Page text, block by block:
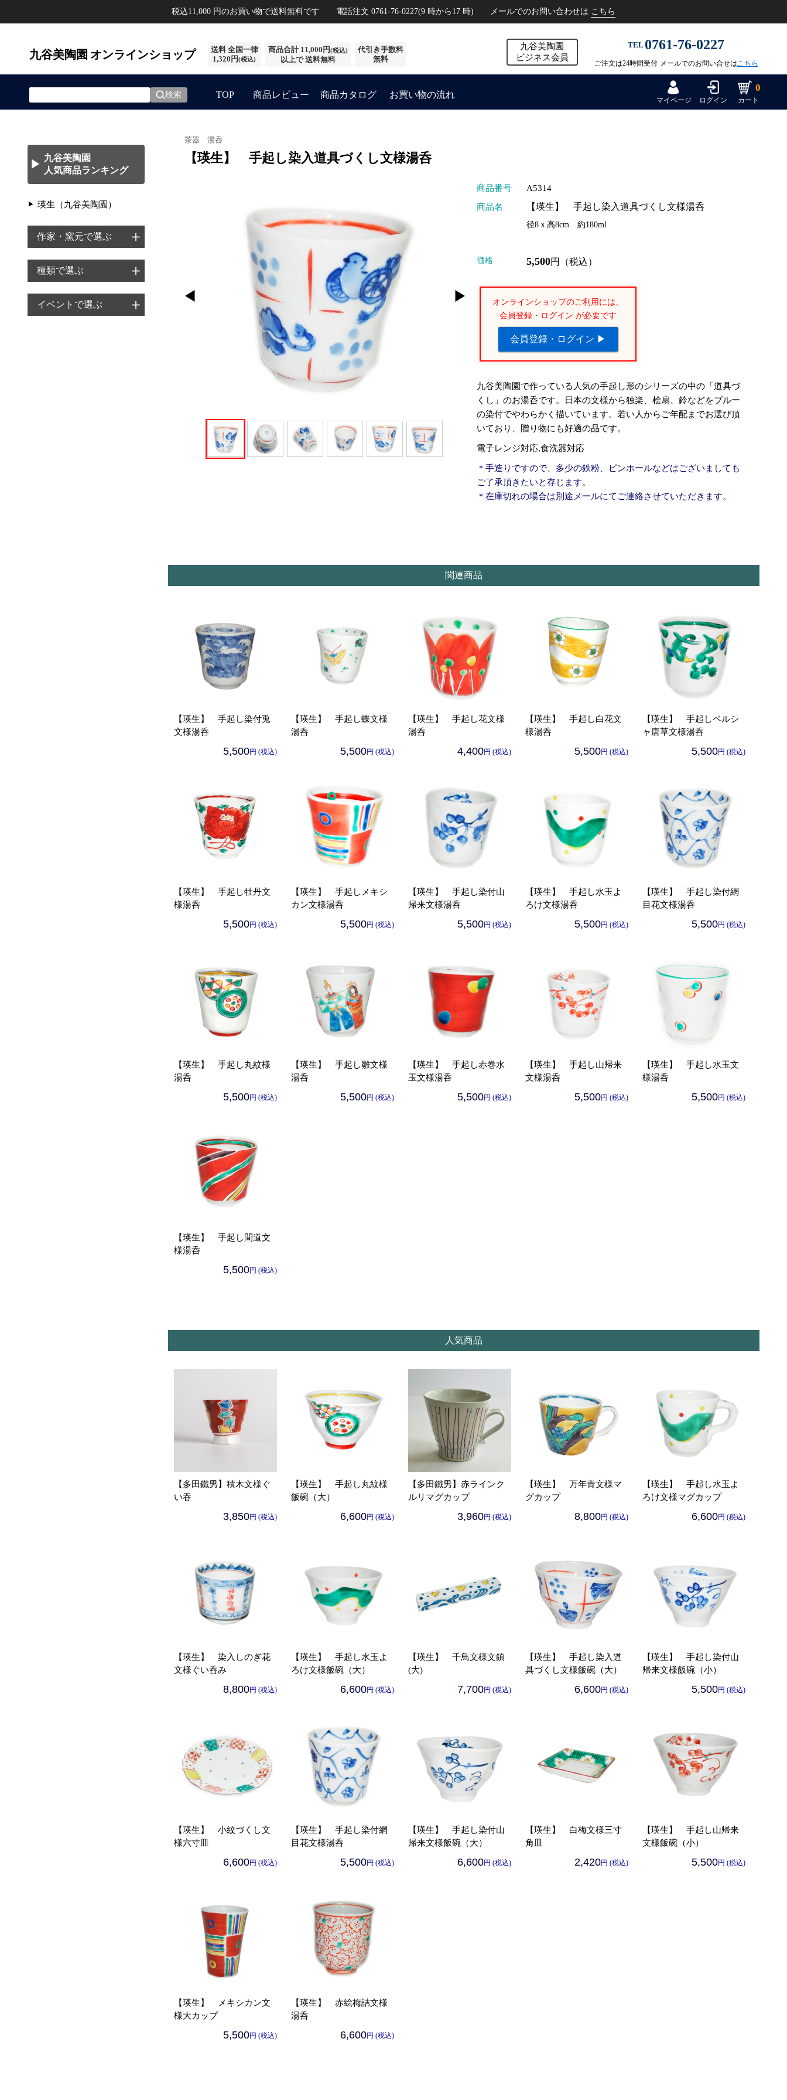
税込11,000 円のお買い物で送料無料です 電話注文 0761-76-0227(9 時から17 時) メールでのお問い合わせは こちら
九谷美陶園 オンラインショップ
送料 全国一律
1,320円(税込)
商品合計 11,000円(税込)
以上で 送料無料
代引き手数料
無料
九谷美陶園
ビジネス会員
TEL 0761-76-0227
ご注文は24時間受付 メールでのお問い合せは こちら
検索 TOP 商品レビュー 商品カタログ お買い物の流れ
マイページ ログイン
0
カート
▶ 九谷美陶園
人気商品ランキング
瑛生（九谷美陶園）
作家・窯元で選ぶ ＋
種類で選ぶ ＋
イベントで選ぶ ＋
茶器 湯呑
【瑛生】 手起し染入道具づくし文様湯呑
商品番号
A5314
商品名
【瑛生】 手起し染入道具づくし文様湯呑
径8ｘ高8cm 約180ml
価格 5,500円（税込）
オンラインショップのご利用には、
会員登録・ログイン が必要です
会員登録・ログイン ▶
九谷美陶園で作っている人気の手起し形のシリーズの中の「道具づ
くし」のお湯呑です。日本の文様から独楽、桧扇、鈴などをブルー
の染付でやわらかく描いています。若い人からご年配までお選び頂
いており、贈り物にも好適の品です。
電子レンジ対応,食洗器対応
＊手造りですので、多少の鉄粉、ピンホールなどはございましても
ご了承頂きたいと存じます。
＊在庫切れの場合は別途メールにてご連絡させていただきます。
関連商品
【瑛生】 手起し染付兎
文様湯呑
5,500円 (税込)
【瑛生】 手起し蝶文様
湯呑
5,500円 (税込)
【瑛生】 手起し花文様
湯呑
4,400円 (税込)
【瑛生】 手起し白花文
様湯呑
5,500円 (税込)
【瑛生】 手起しペルシ
ャ唐草文様湯呑
5,500円 (税込)
【瑛生】 手起し牡丹文
様湯呑
5,500円 (税込)
【瑛生】 手起しメキシ
カン文様湯呑
5,500円 (税込)
【瑛生】 手起し染付山
帰来文様湯呑
5,500円 (税込)
【瑛生】 手起し水玉よ
ろけ文様湯呑
5,500円 (税込)
【瑛生】 手起し染付網
目花文様湯呑
5,500円 (税込)
【瑛生】 手起し丸紋様
湯呑
5,500円 (税込)
【瑛生】 手起し雛文様
湯呑
5,500円 (税込)
【瑛生】 手起し赤巻水
玉文様湯呑
5,500円 (税込)
【瑛生】 手起し山帰来
文様湯呑
5,500円 (税込)
【瑛生】 手起し水玉文
様湯呑
5,500円 (税込)
【瑛生】 手起し間道文
様湯呑
5,500円 (税込)
人気商品
【多田鐵男】積木文様ぐ
い吞
3,850円 (税込)
【瑛生】 手起し丸紋様
飯碗（大）
6,600円 (税込)
【多田鐵男】赤ラインク
ルリマグカップ
3,960円 (税込)
【瑛生】 万年青文様マ
グカップ
8,800円 (税込)
【瑛生】 手起し水玉よ
ろけ文様マグカップ
6,600円 (税込)
【瑛生】 染入しのぎ花
文様ぐい呑み
8,800円 (税込)
【瑛生】 手起し水玉よ
ろけ文様飯碗（大）
6,600円 (税込)
【瑛生】 千鳥文様文鎮
(大)
7,700円 (税込)
【瑛生】 手起し染入道
具づくし文様飯碗（大）
6,600円 (税込)
【瑛生】 手起し染付山
帰来文様飯碗（小）
5,500円 (税込)
【瑛生】 小紋づくし文
様六寸皿
6,600円 (税込)
【瑛生】 手起し染付網
目花文様湯呑
5,500円 (税込)
【瑛生】 手起し染付山
帰来文様飯碗（大）
6,600円 (税込)
【瑛生】 白梅文様三寸
角皿
2,420円 (税込)
【瑛生】 手起し山帰来
文様飯碗（小）
5,500円 (税込)
【瑛生】 メキシカン文
様大カップ
5,500円 (税込)
【瑛生】 赤絵梅詰文様
湯呑
6,600円 (税込)